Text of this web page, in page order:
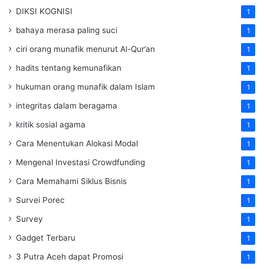
DIKSI KOGNISI 1
bahaya merasa paling suci 1
ciri orang munafik menurut Al-Qur’an 1
hadits tentang kemunafikan 1
hukuman orang munafik dalam Islam 1
integritas dalam beragama 1
kritik sosial agama 1
Cara Menentukan Alokasi Modal 1
Mengenal Investasi Crowdfunding 1
Cara Memahami Siklus Bisnis 1
Survei Porec 1
Survey 1
Gadget Terbaru 1
3 Putra Aceh dapat Promosi 1